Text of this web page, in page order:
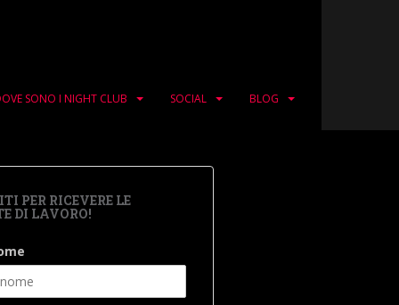
SONO I NIGHT CLUB SOCIAL BLOG
PER RICEVERE LE
DI LAVORO!